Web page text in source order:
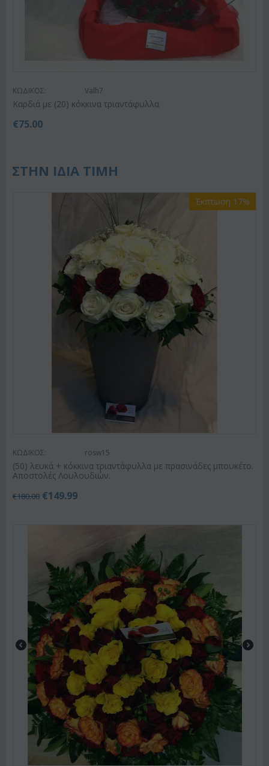
ΚΩΔΙΚΟΣ: Valh7
Καρδιά με (20) κόκκινα τριαντάφυλλα
€75.00
ΣΤΗΝ ΙΔΙΑ ΤΙΜΗ
Έκπτωση 17%
ΚΩΔΙΚΟΣ: rosw15
(50) λευκά + κόκκινα τριαντάφυλλα με πρασινάδες μπουκέτο.
Αποστολές Λουλουδιών.
€180.00 €149.99